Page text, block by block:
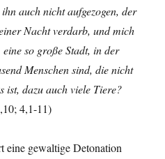
auch nicht aufgezogen, der
Nacht verdarb, und mich
so große Stadt, in der
Menschen sind, die nicht
ist, dazu auch viele Tiere?
4,1-11)
eine gewaltige Detonation